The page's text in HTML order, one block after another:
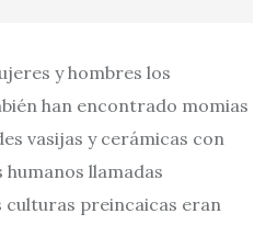
y hombres los
han encontrado momias
vasijas y cerámicas con
llamadas
culturas preincaicas eran